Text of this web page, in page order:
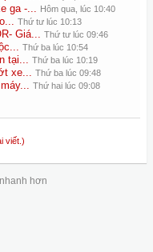
ga -... Hôm qua, lúc 10:40
Thứ tư lúc 10:13
Giá... Thứ tư lúc 09:46
Thứ ba lúc 10:54
tại... Thứ ba lúc 10:19
xe... Thứ ba lúc 09:48
Thứ hai lúc 09:08
viết.)
hơn